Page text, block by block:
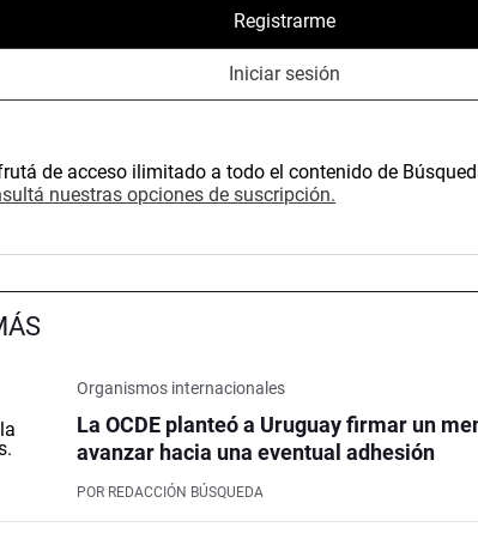
Registrarme
Iniciar sesión
de acceso ilimitado a todo el contenido de
nuestras opciones de suscripción.
Organismos internacionales
La OCDE planteó a Uruguay firmar un
avanzar hacia una eventual adhesión
POR REDACCIÓN BÚSQUEDA